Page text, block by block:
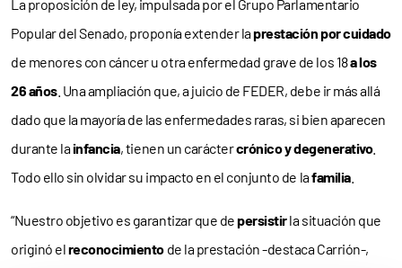
La proposición de ley, impulsada por el Grupo Parlamentario
Popular del Senado, proponía extender laprestación por cuidado
de menores con cáncer u otra enfermedad grave de los 18a los
26 años. Una ampliación que, a juicio de FEDER, debe ir más allá
dado que la mayoría de las enfermedades raras, si bien aparecen
durante lainfancia, tienen un caráctercrónico y degenerativo.
Todo ello sin olvidar su impacto en el conjunto de lafamilia.
“Nuestro objetivo es garantizar que depersistirla situación que
originó elreconocimiento de la prestación -destaca Carrión-,